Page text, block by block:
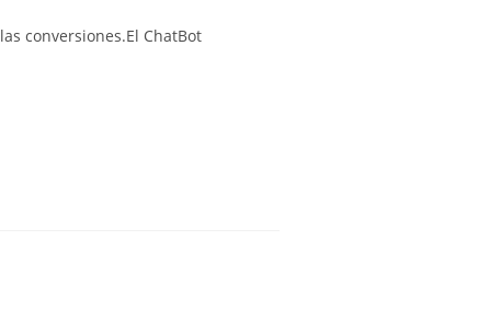
conversiones.El ChatBot